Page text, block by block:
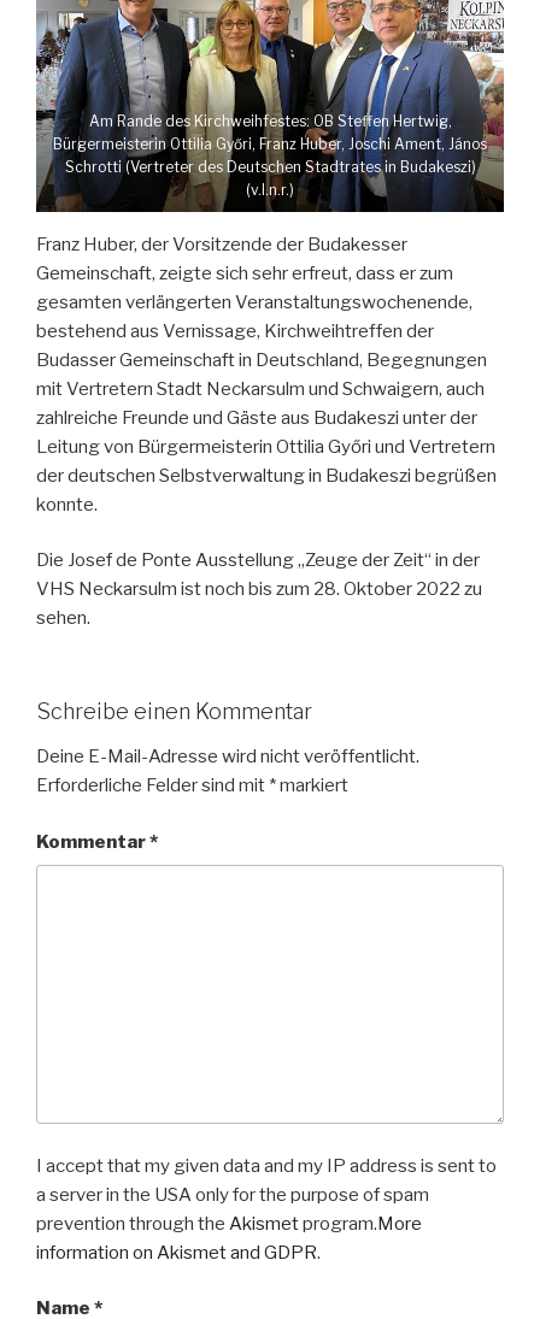
Am Rande des Kirchweihfestes: OB Steffen Hertwig,
Bürgermeisterin Ottilia Győri, Franz Huber, Joschi Ament, János
Schrotti (Vertreter des Deutschen Stadtrates in Budakeszi)
(v.l.n.r.)
Franz Huber, der Vorsitzende der Budakesser
Gemeinschaft, zeigte sich sehr erfreut, dass er zum
gesamten verlängerten Veranstaltungswochenende,
bestehend aus Vernissage, Kirchweihtreffen der
Budasser Gemeinschaft in Deutschland, Begegnungen
mit Vertretern Stadt Neckarsulm und Schwaigern, auch
zahlreiche Freunde und Gäste aus Budakeszi unter der
Leitung von Bürgermeisterin Ottilia Győri und Vertretern
der deutschen Selbstverwaltung in Budakeszi begrüßen
konnte.
Die Josef de Ponte Ausstellung „Zeuge der Zeit“ in der
VHS Neckarsulm ist noch bis zum 28. Oktober 2022 zu
sehen.
Schreibe einen Kommentar
Deine E-Mail-Adresse wird nicht veröffentlicht.
Erforderliche Felder sind mit *markiert
Kommentar*
I accept that my given data and my IP address is sent to
a server in the USA only for the purpose of spam
prevention through the Akismetprogram.More
information on Akismet and GDPR.
Name *